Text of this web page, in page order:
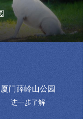
厦门薛岭山公园
进一步了解